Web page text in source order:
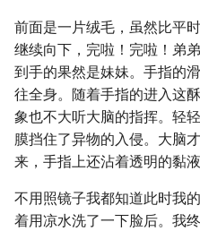
前面是一片绒毛，虽然比平
继续向下，完啦！完啦！弟
到手的果然是妹妹。手指的
往全身。随着手指的进入这
象也不大听大脑的指挥。轻
膜挡住了异物的入侵。大脑
来，手指上还沾着透明的黏液
不用照镜子我都知道此时我
着用凉水洗了一下脸后。我